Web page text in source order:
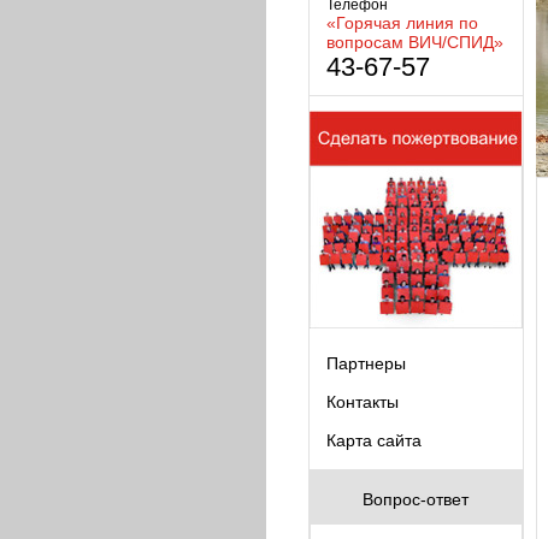
Телефон
«Горячая линия по
вопросам ВИЧ/СПИД»
43-67-57
Партнеры
Контакты
Карта сайта
Вопрос-ответ